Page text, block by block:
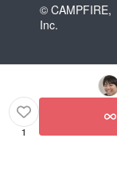
© CAMPFIRE,
Inc.
1